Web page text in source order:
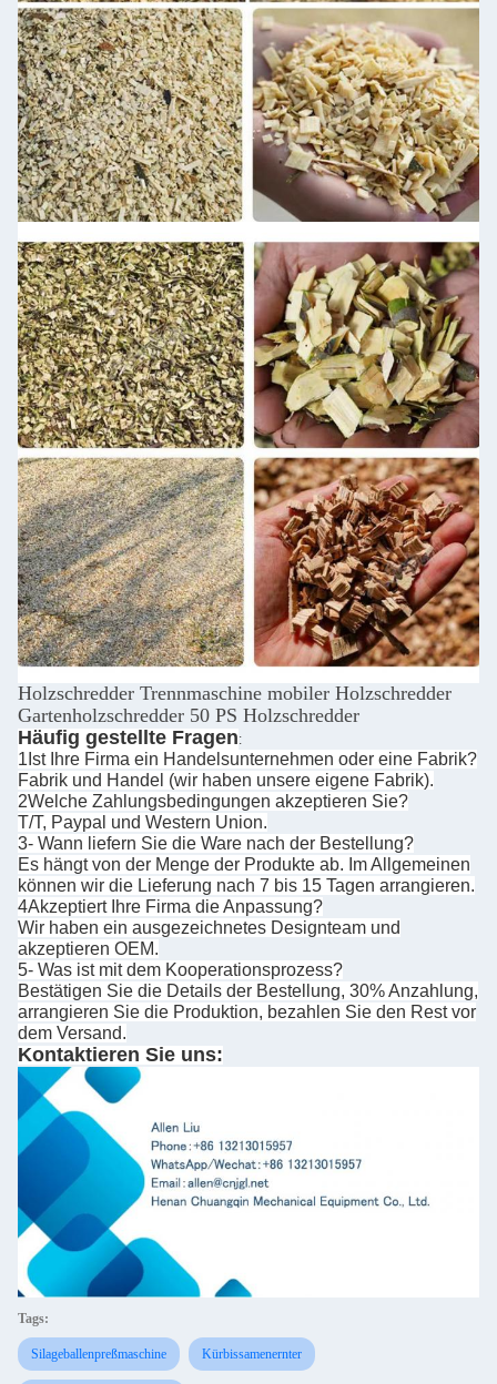
Holzschredder Trennmaschine mobiler Holzschredder
Gartenholzschredder 50 PS Holzschredder
Häufig gestellte Fragen:
1Ist Ihre Firma ein Handelsunternehmen oder eine Fabrik?
Fabrik und Handel (wir haben unsere eigene Fabrik).
2Welche Zahlungsbedingungen akzeptieren Sie?
T/T, Paypal und Western Union.
3- Wann liefern Sie die Ware nach der Bestellung?
Es hängt von der Menge der Produkte ab. Im Allgemeinen
können wir die Lieferung nach 7 bis 15 Tagen arrangieren.
4Akzeptiert Ihre Firma die Anpassung?
Wir haben ein ausgezeichnetes Designteam und
akzeptieren OEM.
5- Was ist mit dem Kooperationsprozess?
Bestätigen Sie die Details der Bestellung, 30% Anzahlung,
arrangieren Sie die Produktion, bezahlen Sie den Rest vor
dem Versand.
Kontaktieren Sie uns:
Tags:
Silageballenpreßmaschine Kürbissamenernter